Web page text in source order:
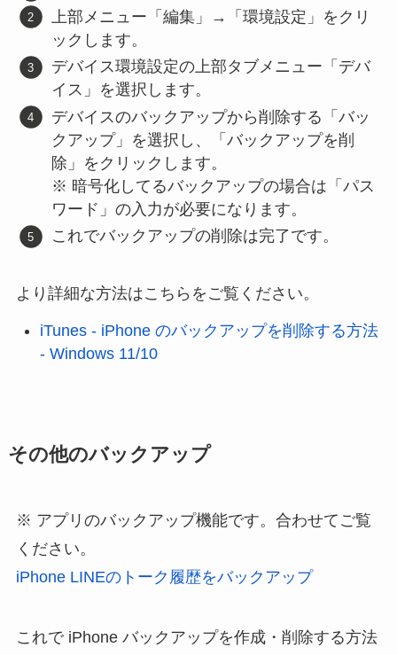
上部メニュー「編集」→「環境設定」をクリ
ックします。
デバイス環境設定の上部タブメニュー「デバ
イス」を選択します。
デバイスのバックアップから削除する「バッ
クアップ」を選択し、「バックアップを削
除」をクリックします。
※ 暗号化してるバックアップの場合は「パス
ワード」の入力が必要になります。
これでバックアップの削除は完了です。
より詳細な方法はこちらをご覧ください。
iTunes - iPhone のバックアップを削除する方法
- Windows 11/10
その他のバックアップ
アプリのバックアップ機能です。合わせてご覧
ください。
iPhone LINEのトーク履歴をバックアップ
これで iPhone バックアップを作成・削除する方法